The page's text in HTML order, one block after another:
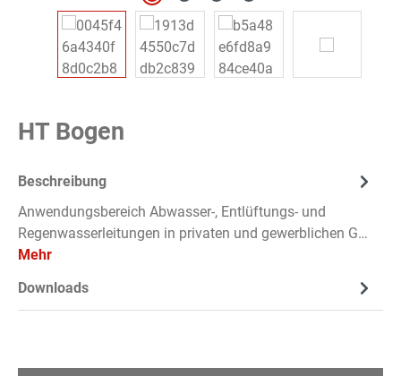
HT Bogen
Beschreibung
Anwendungsbereich Abwasser-, Entlüftungs- und
Regenwasserleitungen in privaten und gewerblichen G…
Mehr
Downloads